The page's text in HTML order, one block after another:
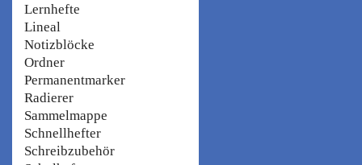
Lernhefte
Lineal
Notizblöcke
Ordner
Permanentmarker
Radierer
Sammelmappe
Schnellhefter
Schreibzubehör